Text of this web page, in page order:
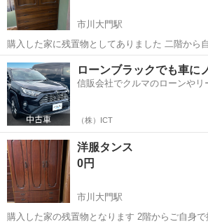
市川大門駅
購入した家に残置物としてありました 二階から
お譲りします 当方は8/8と8/10.11.12.13.14に引
山梨 南アルプス市 市川大門駅 収納
ローンブラックでも車に
信販会社でクルマのローンやリ
（株）ICT
洋服タンス
0円
市川大門駅
購入した家の残置物となります 2階からご自身で